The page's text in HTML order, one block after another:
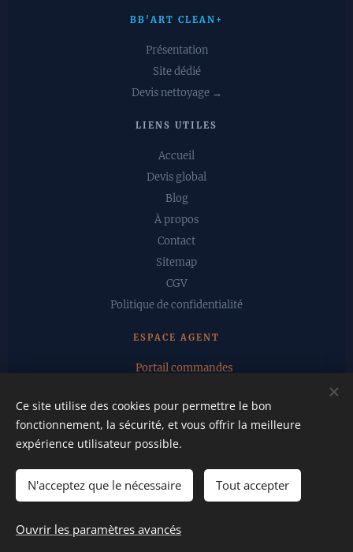
BB'ART CLEAN+
Présentation
Site dédié
Devis nettoyage →
LIENS UTILES
Accueil
Devis global
Blog
À propos
Contact
Sitemap
CGV
Politique de confidentialité
ESPACE AGENT
📦 Portail commandes
Fay-de-Bretagne, Loire-Atlantique
Optimisé parWebnode
Ce site utilise des cookies pour permettre le bon
fonctionnement, la sécurité, et vous offrir la meilleure
expérience utilisateur possible.
N'acceptez que le nécessaire Tout accepter
Ouvrir les paramètres avancés